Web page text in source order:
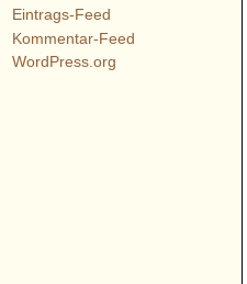
Eintrags-Feed
Kommentar-Feed
WordPress.org